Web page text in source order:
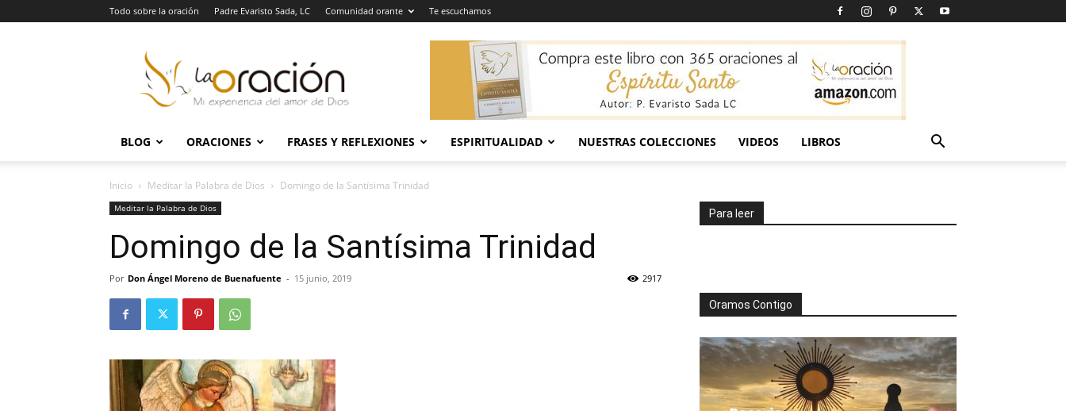
Todo sobre la oración Padre Evaristo Sada, LC Comunidad orante Te escuchamos
Oración
BLOG ORACIONES FRASES Y REFLEXIONES ESPIRITUALIDAD NUESTRAS COLECCIONES VIDEOS LIBROS
Inicio Meditar la Palabra de Dios Domingo de la Santísima Trinidad
Meditar la Palabra de Dios
Domingo de la Santísima Trinidad
Por Don Ángel Moreno de Buenafuente - 15 junio, 2019 2917
Para leer
Oramos Contigo